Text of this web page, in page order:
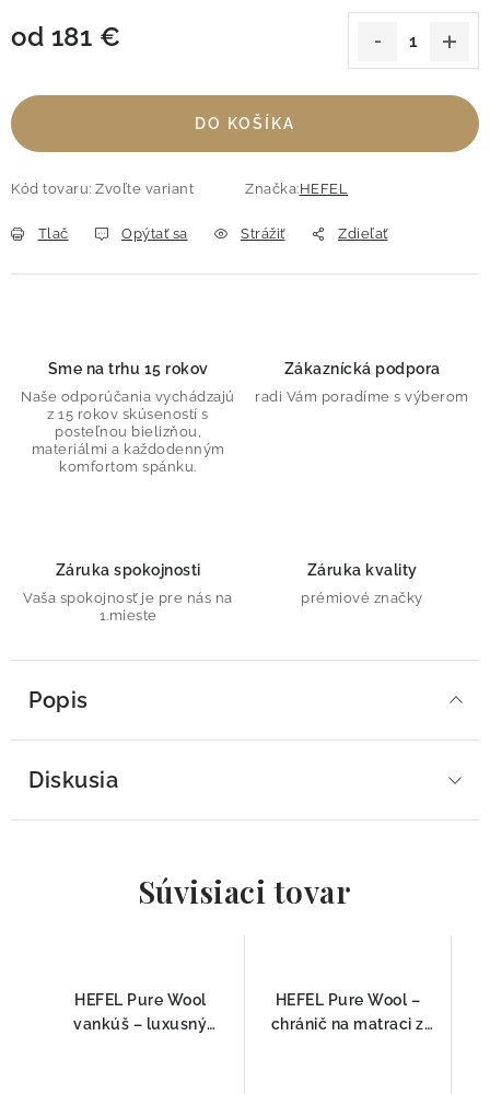
od 181 €
DO KOŠÍKA
Kód tovaru: Zvoľte variant Značka:HEFEL
Tlač Opýtať sa Strážiť Zdieľať
Sme na trhu 15 rokov
Naše odporúčania vychádzajú
z 15 rokov skúseností s
posteľnou bielizňou,
materiálmi a každodenným
komfortom spánku.
Zákaznícká podpora
radi Vám poradíme s výberom
Záruka spokojnosti
Vaša spokojnosť je pre nás na
1.mieste
Záruka kvality
prémiové značky
Popis
Diskusia
Súvisiaci tovar
HEFEL Pure Wool
vankúš – luxusný
HEFEL Pure Wool –
chránič na matraci z